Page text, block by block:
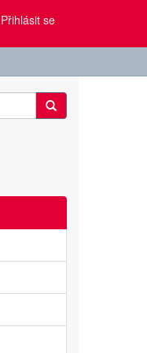
Přihlásit se